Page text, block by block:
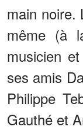
main noire.
même (à
musicien
ses amis
Philippe
Gauthé et